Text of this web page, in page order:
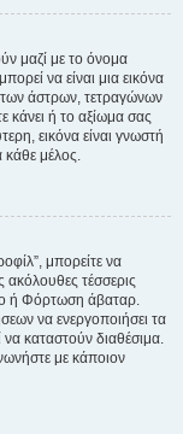
μαζί με το όνομα
να είναι μια εικόνα
των άστρων, τετραγώνων
κάνει ή το αξίωμα σας
εικόνα είναι γνωστή
κάθε μέλος.
μπορείτε να
τέσσερις
ή Φόρτωση άβαταρ.
να ενεργοποιήσει τα
να καταστούν διαθέσιμα.
με κάποιον